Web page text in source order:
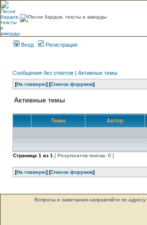
Вход Регистрация
Сообщения без ответов | Активные темы
[На главную] [Список форумов]
Активные темы
Темы Автор
Страница 1 из 1 [ Результатов поиска: 0 ]
[На главную] [Список форумов]
Вопросы и замечания направляйте по адресу: